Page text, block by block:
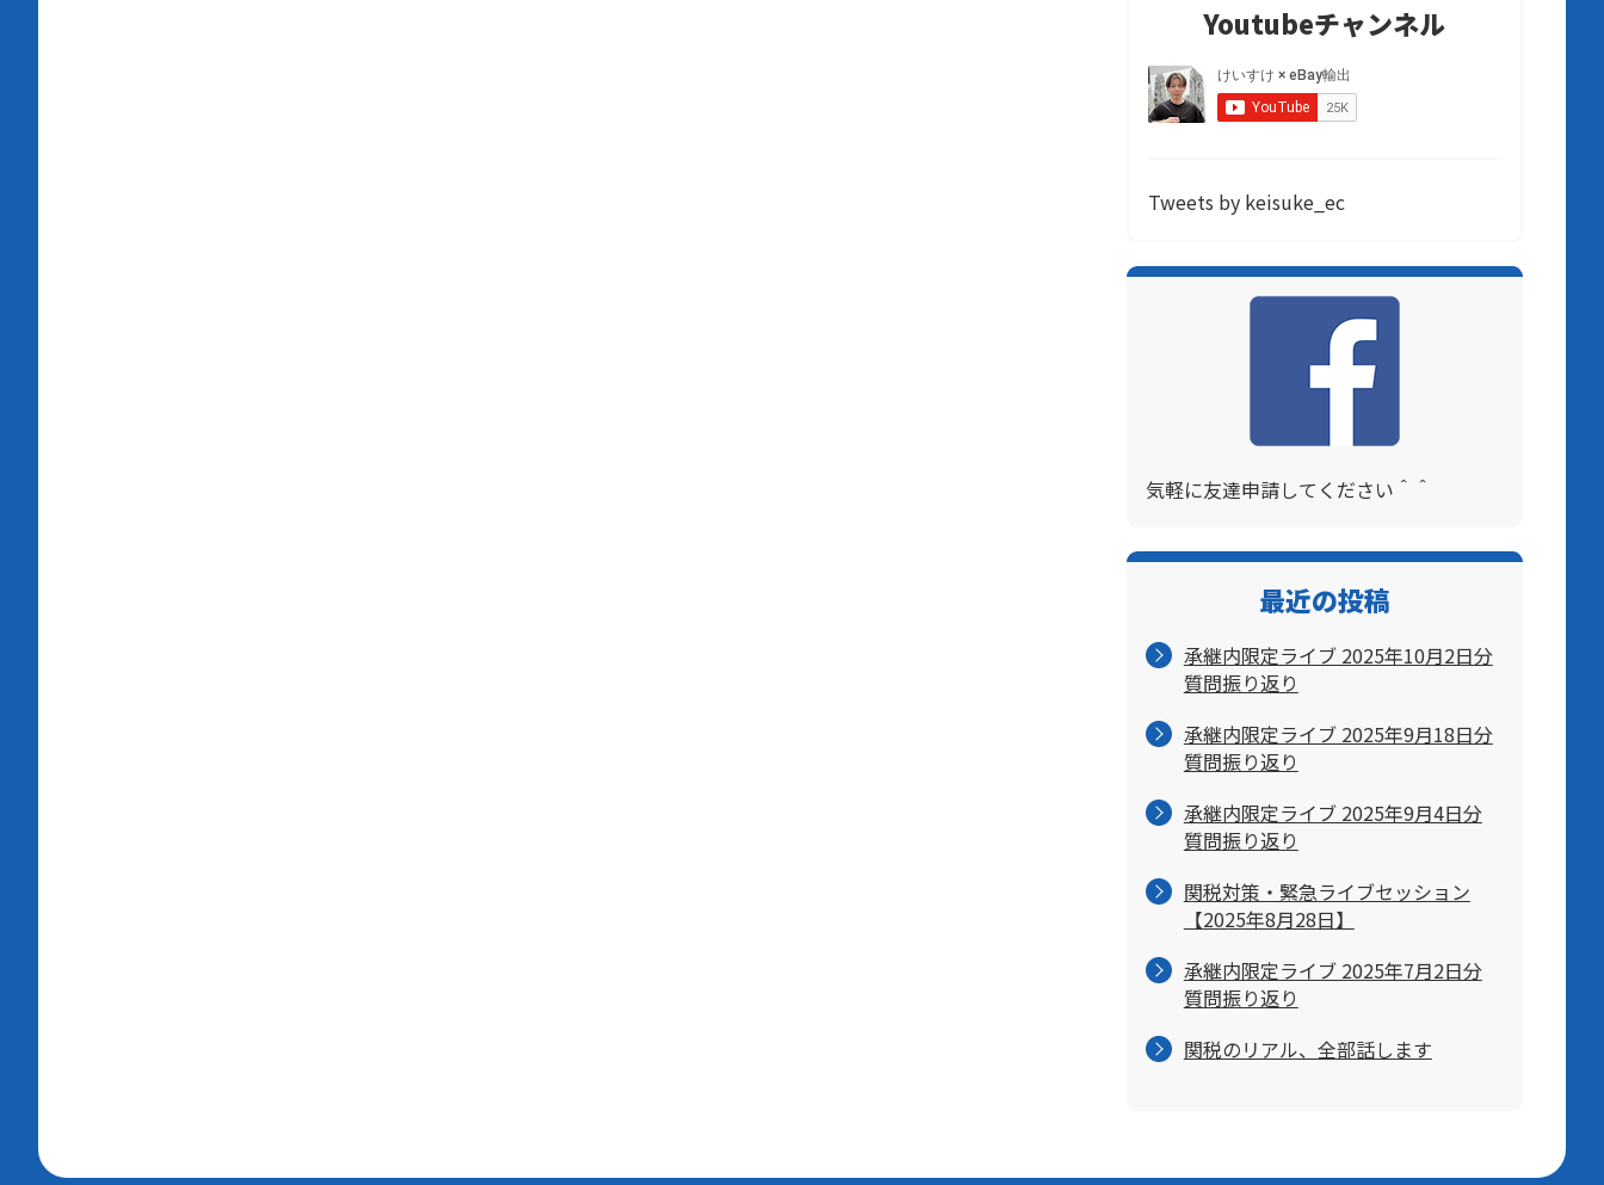
Youtubeチャンネル
Tweets by keisuke_ec
気軽に友達申請してください＾＾
最近の投稿
承継内限定ライブ 2025年10月2日分
質問振り返り
承継内限定ライブ 2025年9月18日分
質問振り返り
承継内限定ライブ 2025年9月4日分
質問振り返り
関税対策・緊急ライブセッション
【2025年8月28日】
承継内限定ライブ 2025年7月2日分
質問振り返り
関税のリアル、全部話します